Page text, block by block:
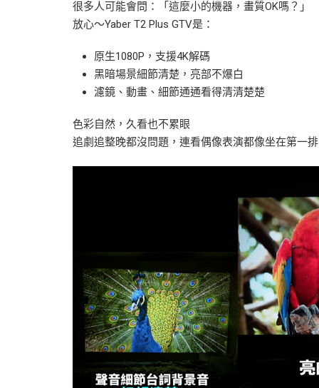
很多人可能會問：「這麼小的機器，畫質OK嗎？」
放心～Yaber T2 Plus GTV是：
原生1080P，支援4K解碼
黑暗場景細節清楚，亮部不爆白
濾鏡、動畫、細節通通看得清清楚楚
色彩自然，久看也不累眼
追劇追整晚都沒問題，連看偶像表演都像坐在第一排